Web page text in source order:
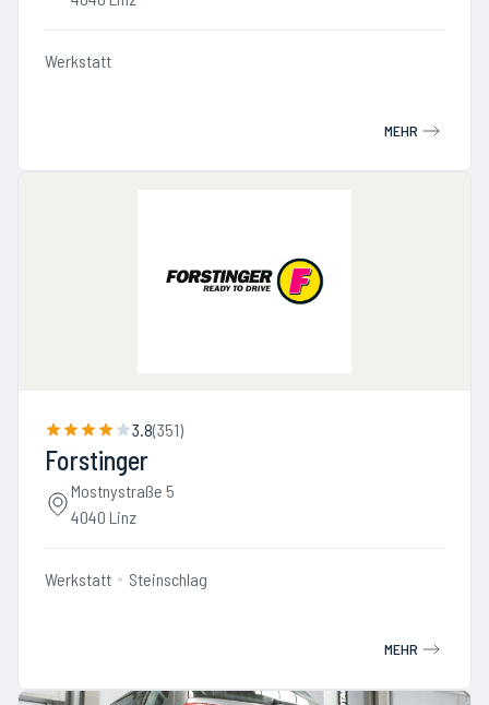
Werkstatt
MEHR
3.8(351)
Forstinger
Mostnystraße 5
4040 Linz
Werkstatt Steinschlag
MEHR